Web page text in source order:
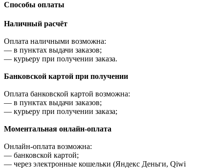
Cпособы оплаты
Наличный расчёт
Оплата наличными возможна:
— в пунктах выдачи заказов;
— курьеру при получении заказа.
Банковской картой при получении
Оплата банковской картой возможна:
— в пунктах выдачи заказов;
— курьеру при получении заказа;
Моментальная онлайн-оплата
Онлайн-оплата возможна:
— банковской картой;
— через электронные кошельки (Яндекс Деньги, Qiwi